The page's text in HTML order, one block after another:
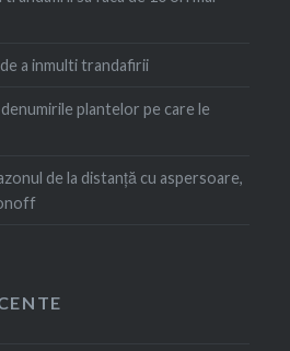
a inmulti trandafirii
plantelor pe care le
de la distanță cu aspersoare,